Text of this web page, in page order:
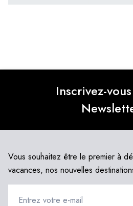
Inscrivez-
Vous souhaitez être le premier à
vacances, nos nouvelles